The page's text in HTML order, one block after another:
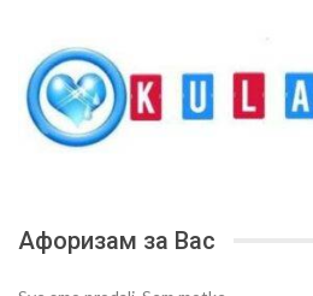
Афоризам за Вас